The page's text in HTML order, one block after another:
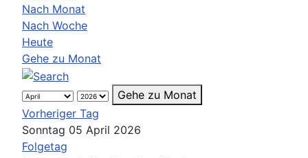
Nach Monat
Nach Woche
Heute
Gehe zu Monat
Gehe zu Monat
Vorheriger Tag
Sonntag 05 April 2026
Folgetag